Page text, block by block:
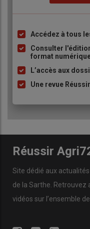
Liste
à
puce
Accédez à tous
Consulter
format
L’accès aux
Une revue
Réussir
Site dédié aux
de la Sarthe. Retrouvez
vidéos sur l’ensemble